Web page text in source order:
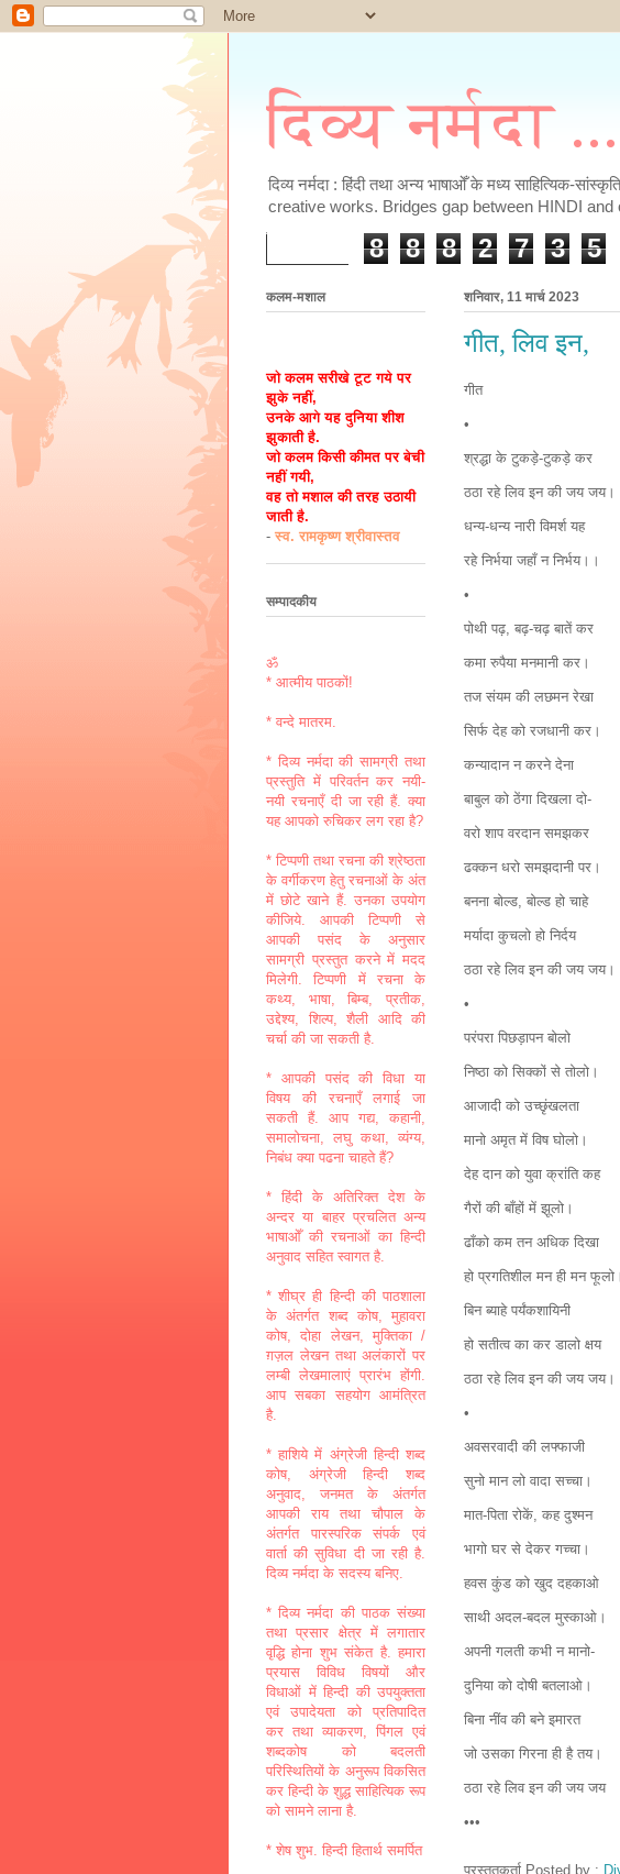
दिव्य नर्मदा
दिव्य नर्मदा : हिंदी तथा अन्य भाषाओँ के मध्य साहित्यिक-
creative works. Bridges gap between HINDI
8 8 8 2 7 3 5
शनिवार, 11 मार्च 2023
गीत, लिव इन,
गीत
•
श्रद्धा के टुकड़े-टुकड़े कर
ठठा रहे लिव इन की जय जय।
धन्य-धन्य नारी विमर्श यह
रहे निर्भया जहाँ न निर्भय।।
•
पोथी पढ़, बढ़-चढ़ बातें कर
कमा रुपैया मनमानी कर।
तज संयम की लछमन रेखा
सिर्फ देह को रजधानी कर।
कन्यादान न करने देना
बाबुल को ठेंगा दिखला दो-
वरो शाप वरदान समझकर
ढक्कन धरो समझदानी पर।
बनना बोल्ड, बोल्ड हो चाहे
मर्यादा कुचलो हो निर्दय
ठठा रहे लिव इन की जय जय।
•
परंपरा पिछड़ापन बोलो
निष्ठा को सिक्कों से तोलो।
आजादी को उच्छृंखलता
मानो अमृत में विष घोलो।
देह दान को युवा क्रांति कह
गैरों की बाँहों में झूलो।
ढाँको कम तन अधिक दिखा
हो प्रगतिशील मन ही मन फूलो।
बिन ब्याहे पर्यंकशायिनी
हो सतीत्व का कर डालो क्षय
ठठा रहे लिव इन की जय जय।
•
अवसरवादी की लफ्फाजी
सुनो मान लो वादा सच्चा।
मात-पिता रोकें, कह दुश्मन
भागो घर से देकर गच्चा।
हवस कुंड को खुद दहकाओ
साथी अदल-बदल मुस्काओ।
अपनी गलती कभी न मानो-
दुनिया को दोषी बतलाओ।
बिना नींव की बने इमारत
जो उसका गिरना ही है तय।
ठठा रहे लिव इन की जय जय
•••
प्रस्तुतकर्ता Posted by :
कलम-मशाल
जो कलम सरीखे टूट गये पर
झुके नहीं,
उनके आगे यह दुनिया शीश
झुकाती है.
जो कलम किसी कीमत पर बेची
नहीं गयी,
वह तो मशाल की तरह उठायी
जाती है.
- स्व. रामकृष्ण श्रीवास्तव
सम्पादकीय
ॐ
* आत्मीय पाठकों!
* वन्दे मातरम.
* दिव्य नर्मदा की सामग्री तथा
प्रस्तुति में परिवर्तन कर नयी-
नयी रचनाएँ दी जा रही हैं. क्या
यह आपको रुचिकर लग रहा है?
* टिप्पणी तथा रचना की श्रेष्ठता
के वर्गीकरण हेतु रचनाओं के अंत
में छोटे खाने हैं. उनका उपयोग
कीजिये. आपकी टिप्पणी से
आपकी पसंद के अनुसार
सामग्री प्रस्तुत करने में मदद
मिलेगी. टिप्पणी में रचना के
कथ्य, भाषा, बिम्ब, प्रतीक,
उद्देश्य, शिल्प, शैली आदि की
चर्चा की जा सकती है.
* आपकी पसंद की विधा या
विषय की रचनाएँ लगाई जा
सकती हैं. आप गद्य, कहानी,
समालोचना, लघु कथा, व्यंग्य,
निबंध क्या पढना चाहते हैं?
* हिंदी के अतिरिक्त देश के
अन्दर या बाहर प्रचलित अन्य
भाषाओँ की रचनाओं का हिन्दी
अनुवाद सहित स्वागत है.
* शीघ्र ही हिन्दी की पाठशाला
के अंतर्गत शब्द कोष, मुहावरा
कोष, दोहा लेखन, मुक्तिका /
ग़ज़ल लेखन तथा अलंकारों पर
लम्बी लेखमालाएं प्रारंभ होंगी.
आप सबका सहयोग आमंत्रित
है.
* हाशिये में अंग्रेजी हिन्दी शब्द
कोष, अंग्रेजी हिन्दी शब्द
अनुवाद, जनमत के अंतर्गत
आपकी राय तथा चौपाल के
अंतर्गत पारस्परिक संपर्क एवं
वार्ता की सुविधा दी जा रही है.
दिव्य नर्मदा के सदस्य बनिए.
* दिव्य नर्मदा की पाठक संख्या
तथा प्रसार क्षेत्र में लगातार
वृद्धि होना शुभ संकेत है. हमारा
प्रयास विविध विषयों और
विधाओं में हिन्दी की उपयुक्तता
एवं उपादेयता को प्रतिपादित
कर तथा व्याकरण, पिंगल एवं
शब्दकोष को बदलती
परिस्थितियों के अनुरूप विकसित
कर हिन्दी के शुद्ध साहित्यिक रूप
को सामने लाना है.
* शेष शुभ. हिन्दी हितार्थ समर्पित